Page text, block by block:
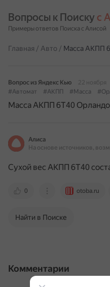
Вопросы к Поиску с
Примеры ответов Поиска с Алисой
Главная / Авто / Масса АКПП
Вопрос из Яндекс Кью
22 ноября
#Автомат
#АКПП #Масса
Масса АКПП 6Т40 Орландо
Алиса
Сухой вес АКПП 6T40
0 otoba.ru
Найти в Поиске
Комментарии